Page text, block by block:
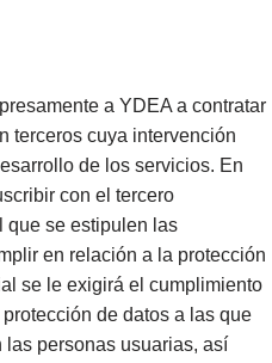
a YDEA a contratar
terceros cuya intervención
de los servicios. En
con el tercero
que se estipulen las
en relación a la protección
se le exigirá el cumplimiento
de datos a las que
personas usuarias, así